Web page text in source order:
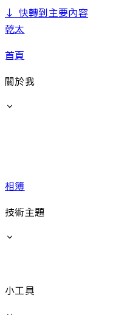
↓快轉到主要內容
乾太
首頁
關於我
相簿
技術主題
小工具